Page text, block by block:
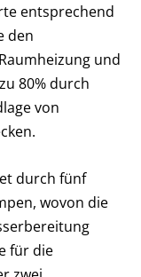
entsprechend
den
und
80% durch
von
durch fünf
wovon die
für die